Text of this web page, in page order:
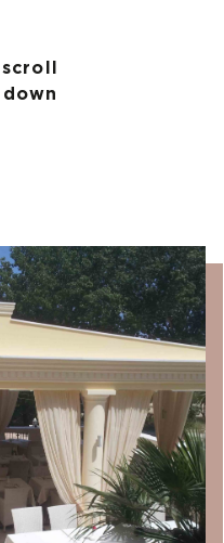
scroll
down